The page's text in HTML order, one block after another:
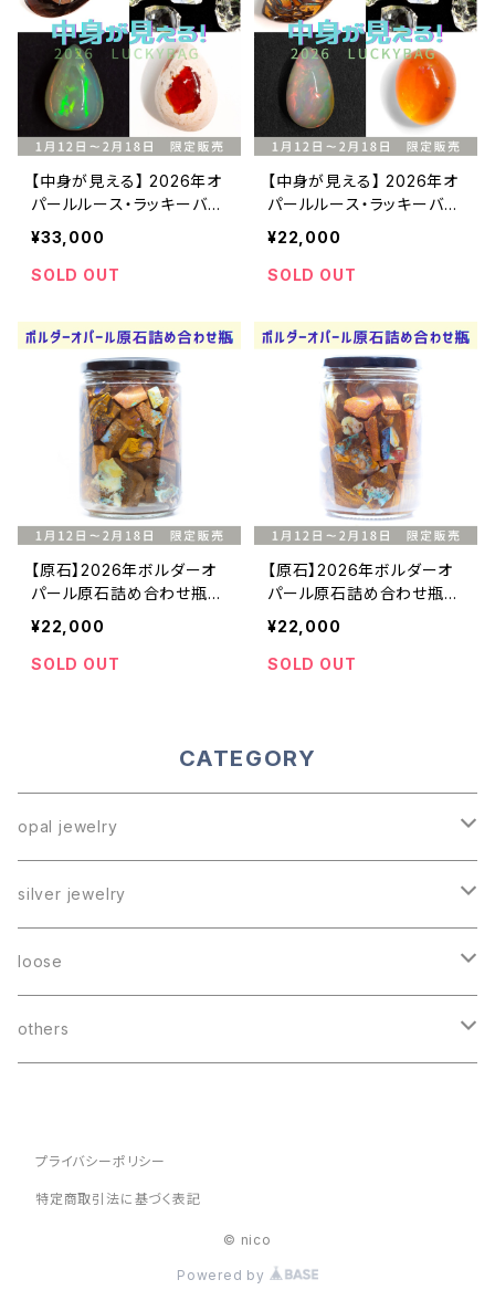
【中身が見える】 2026年オ
パールルース・ラッキーバッ
グ・33000円
¥33,000
SOLD OUT
【中身が見える】 2026年オ
パールルース・ラッキーバッ
グ・22000円
¥22,000
SOLD OUT
【原石】2026年ボルダーオ
パール原石詰め合わせ瓶
①・22000円
¥22,000
SOLD OUT
【原石】2026年ボルダーオ
パール原石詰め合わせ瓶
②・22000円
¥22,000
SOLD OUT
CATEGORY
opal jewelry
ring
necklace
earrings
silver jewelry
《reversed》
loose
black opal
others
others
lucky bag
プライバシーポリシー
特定商取引法に基づく表記
© nico
Powered by